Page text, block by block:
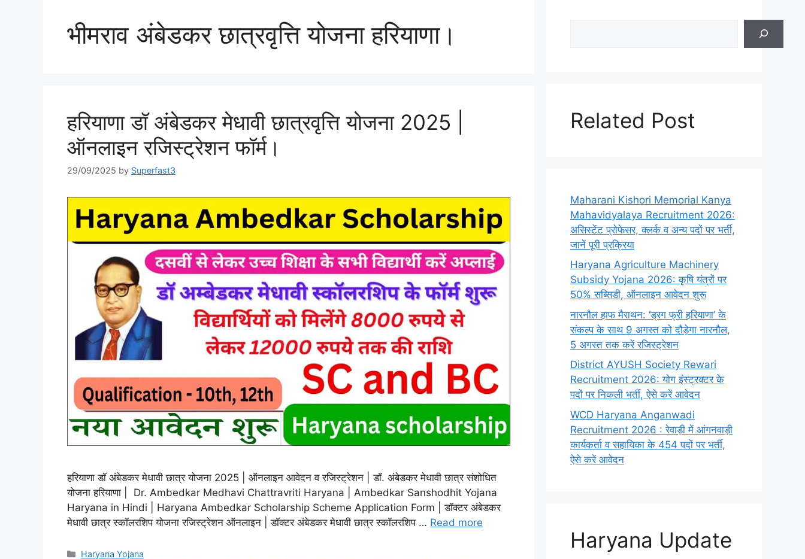
भीमराव अंबेडकर छात्रवृत्ति योजना हरियाणा।
हरियाणा डॉ अंबेडकर मेधावी छात्रवृत्ति योजना 2025 |
ऑनलाइन रजिस्ट्रेशन फॉर्म।
29/09/2025 by Superfast3
हरियाणा डॉ अंबेडकर मेधावी छात्र योजना 2025 | ऑनलाइन आवेदन व रजिस्ट्रेशन | डॉ. अंबेडकर मेधावी छात्र संशोधित
योजना हरियाणा | Dr. Ambedkar Medhavi Chattravriti Haryana | Ambedkar Sanshodhit Yojana
Haryana in Hindi | Haryana Ambedkar Scholarship Scheme Application Form | डॉक्टर अंबेडकर
मेधावी छात्र स्कॉलरशिप योजना रजिस्ट्रेशन ऑनलाइन | डॉक्टर अंबेडकर मेधावी छात्र स्कॉलरशिप … Read more
Categories
Haryana Yojana
Related Post
Maharani Kishori Memorial Kanya
Mahavidyalaya Recruitment 2026:
असिस्टेंट प्रोफेसर, क्लर्क व अन्य पदों पर भर्ती,
जानें पूरी प्रक्रिया
Haryana Agriculture Machinery
Subsidy Yojana 2026: कृषि यंत्रों पर
50% सब्सिडी, ऑनलाइन आवेदन शुरू
नारनौल हाफ मैराथन: ‘ड्रग फ्री हरियाणा’ के
संकल्प के साथ 9 अगस्त को दौड़ेगा नारनौल,
5 अगस्त तक करें रजिस्ट्रेशन
District AYUSH Society Rewari
Recruitment 2026: योग इंस्ट्रक्टर के
पदों पर निकली भर्ती, ऐसे करें आवेदन
WCD Haryana Anganwadi
Recruitment 2026 : रेवाड़ी में आंगनवाड़ी
कार्यकर्ता व सहायिका के 454 पदों पर भर्ती,
ऐसे करें आवेदन
Haryana Update